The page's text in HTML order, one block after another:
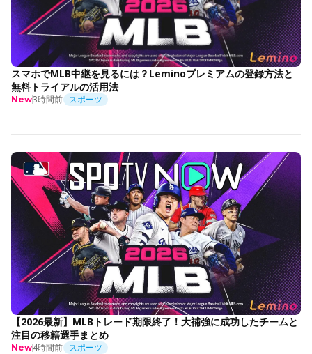
スマホでMLB中継を見るには？Leminoプレミアムの登録方法と
無料トライアルの活用法
New3時間前 スポーツ
【2026最新】MLBトレード期限終了！大補強に成功したチームと
注目の移籍選手まとめ
New4時間前 スポーツ